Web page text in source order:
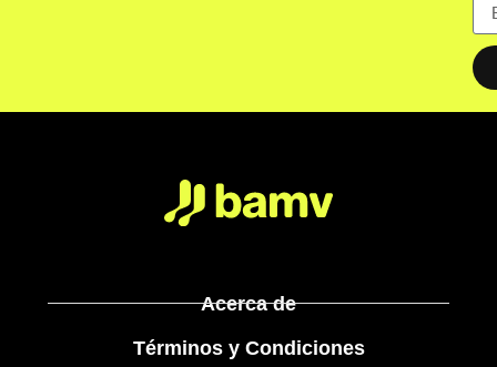
Acerca de
Términos y Condiciones